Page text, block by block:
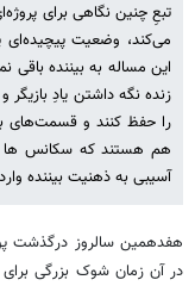
تبعِ چنین نگاهی برای
می‌کند، وضعیت پیچیده‌ای
این مساله به بیننده باقی
زنده نگه داشتن یادِ
را حفظ کنند و قسمت‌های
هم هستند که سکانس ها را
آسیبی به ذهنیت بیننده
هفدهمین سالروز درگذشت
در آن زمان شوک بزرگی برای